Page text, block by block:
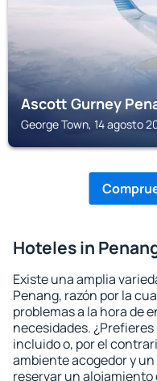
Ascott Gurney
George Town, 14 agosto
Hoteles in
Existe una amplia
Penang, razón por la
problemas a la hora de
necesidades.
incluido o, por el
ambiente acogedor y
reservar un